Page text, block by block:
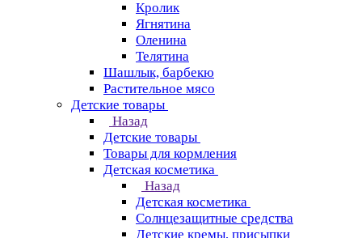
Кролик
Ягнятина
Оленина
Телятина
Шашлык, барбекю
Растительное мясо
Детские товары
Назад
Детские товары
Товары для кормления
Детская косметика
Назад
Детская косметика
Солнцезащитные средства
Детские кремы, присыпки